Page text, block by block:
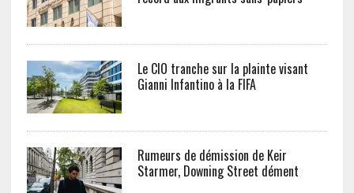
Le CIO tranche sur la plainte visant
Gianni Infantino à la FIFA
Rumeurs de démission de Keir
Starmer, Downing Street dément